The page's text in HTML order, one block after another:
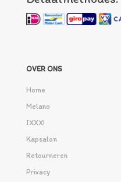
OVER ONS
Home
Melano
IXXXI
Kapsalon
Retourneren
Privacy